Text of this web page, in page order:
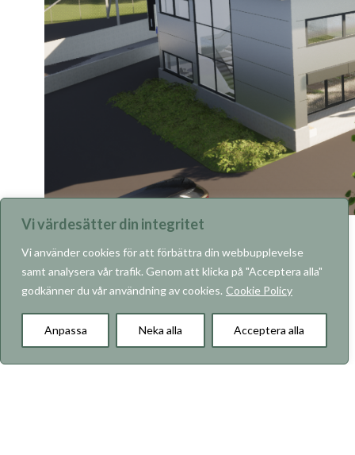
Vi värdesätter din integritet
Vi använder cookies för att förbättra din webbupplevelse
samt analysera vår trafik. Genom att klicka på "Acceptera alla"
godkänner du vår användning av cookies. Cookie Policy
Anpassa Neka alla Acceptera alla